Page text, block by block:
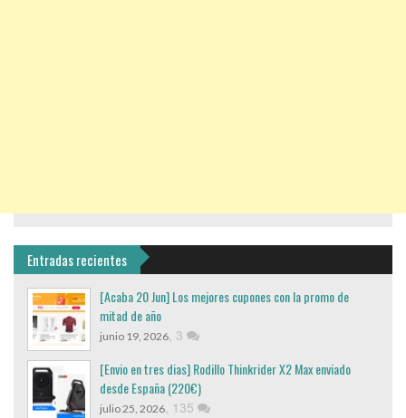
Entradas recientes
[Acaba 20 Jun] Los mejores cupones con la promo de
mitad de año
junio 19, 2026, 3
[Envio en tres dias] Rodillo Thinkrider X2 Max enviado
desde España (220€)
julio 25, 2026, 135